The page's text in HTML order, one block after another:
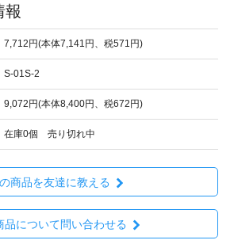
報
7,712円(本体7,141円、税571円)
S-01S-2
9,072円(本体8,400円、税672円)
在庫0個 売り切れ中
商品を友達に教える
品について問い合わせる